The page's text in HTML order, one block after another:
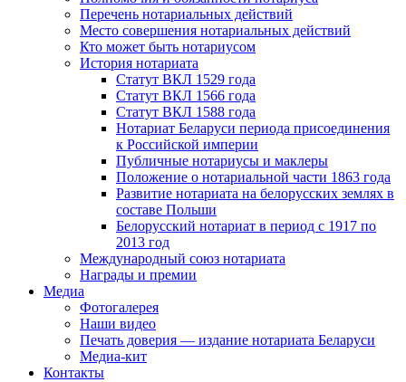
Перечень нотариальных действий
Место совершения нотариальных действий
Кто может быть нотариусом
История нотариата
Статут ВКЛ 1529 года
Статут ВКЛ 1566 года
Статут ВКЛ 1588 года
Нотариат Беларуси периода присоединения
к Российской империи
Публичные нотариусы и маклеры
Положение о нотариальной части 1863 года
Развитие нотариата на белорусских землях в
составе Польши
Белорусский нотариат в период с 1917 по
2013 год
Международный союз нотариата
Награды и премии
Медиа
Фотогалерея
Наши видео
Печать доверия — издание нотариата Беларуси
Медиа-кит
Контакты